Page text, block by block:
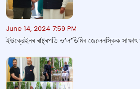
June 14, 2024 7:59 PM
ইউক্রেইনৰ ৰাষ্ট্ৰপতি ভ’ল’ডিমিৰ জেলেনস্কিক সাক্ষাৎ